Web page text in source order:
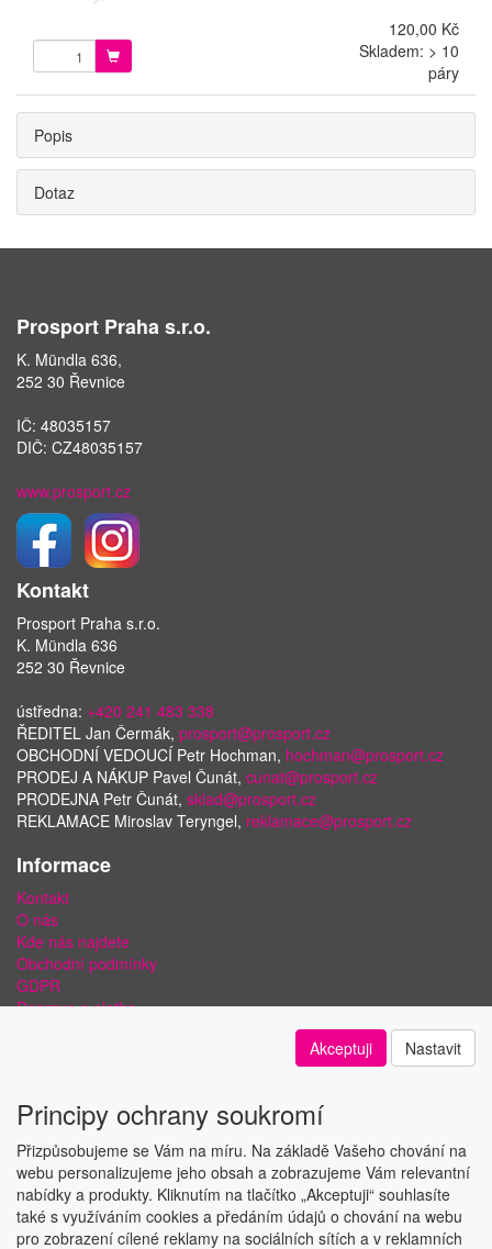
120,00 Kč
Skladem: > 10
páry
Popis
Dotaz
Prosport Praha s.r.o.
K. Mündla 636,
252 30 Řevnice
IČ: 48035157
DIČ: CZ48035157
www.prosport.cz
Kontakt
Prosport Praha s.r.o.
K. Mündla 636
252 30 Řevnice
ústředna: +420 241 483 338
ŘEDITEL Jan Čermák, prosport@prosport.cz
OBCHODNÍ VEDOUCÍ Petr Hochman, hochman@prosport.cz
PRODEJ A NÁKUP Pavel Čunát, cunat@prosport.cz
PRODEJNA Petr Čunát, sklad@prosport.cz
REKLAMACE Miroslav Teryngel, reklamace@prosport.cz
Informace
Kontakt
O nás
Kde nás najdete
Obchodní podmínky
GDPR
Doprava a platba
Copyright © ABRA Software a.s. 2018
Akceptuji Nastavit
Principy ochrany soukromí
Přizpůsobujeme se Vám na míru. Na základě Vašeho chování na
webu personalizujeme jeho obsah a zobrazujeme Vám relevantní
nabídky a produkty. Kliknutím na tlačítko „Akceptuji“ souhlasíte
také s využíváním cookies a předáním údajů o chování na webu
pro zobrazení cílené reklamy na sociálních sítích a v reklamních